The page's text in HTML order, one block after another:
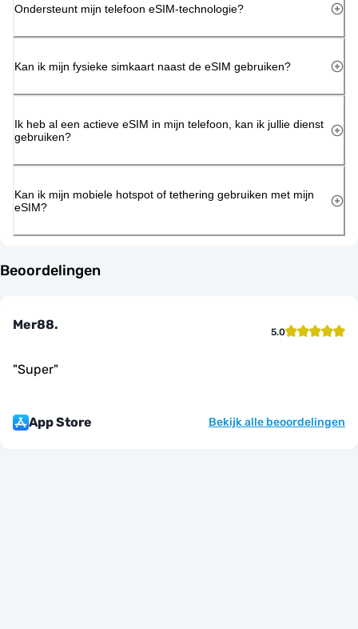
Ondersteunt mijn telefoon eSIM-technologie?
Kan ik mijn fysieke simkaart naast de eSIM gebruiken?
Ik heb al een actieve eSIM in mijn telefoon, kan ik jullie dienst
gebruiken?
Kan ik mijn mobiele hotspot of tethering gebruiken met mijn
eSIM?
Beoordelingen
Mer88. 5.0
"Super"
App Store Bekijk alle beoordelingen